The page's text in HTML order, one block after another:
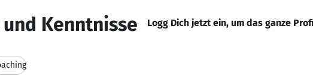
Kenntnisse Logg Dich jetzt ein, um das ganze